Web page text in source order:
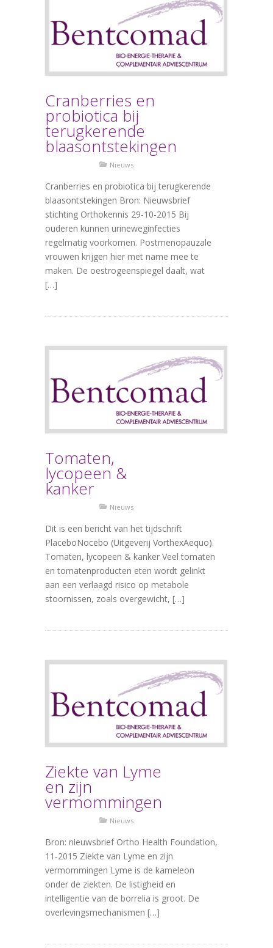
Cranberries en
probiotica bij
terugkerende
blaasontstekingen
Nieuws
Cranberries en probiotica bij terugkerende
blaasontstekingen Bron: Nieuwsbrief
stichting Orthokennis 29-10-2015 Bij
ouderen kunnen urineweginfecties
regelmatig voorkomen. Postmenopauzale
vrouwen krijgen hier met name mee te
maken. De oestrogeenspiegel daalt, wat
[…]
Tomaten,
lycopeen &
kanker
Nieuws
Dit is een bericht van het tijdschrift
PlaceboNocebo (Uitgeverij VorthexAequo).
Tomaten, lycopeen & kanker Veel tomaten
en tomatenproducten eten wordt gelinkt
aan een verlaagd risico op metabole
stoornissen, zoals overgewicht, […]
Ziekte van Lyme
en zijn
vermommingen
Nieuws
Bron: nieuwsbrief Ortho Health Foundation,
11-2015 Ziekte van Lyme en zijn
vermommingen Lyme is de kameleon
onder de ziekten. De listigheid en
intelligentie van de borrelia is groot. De
overlevingsmechanismen […]